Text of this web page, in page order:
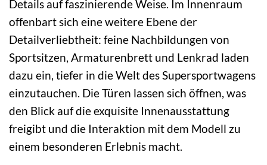
Details auf faszinierende Weise. Im Innenraum
offenbart sich eine weitere Ebene der
Detailverliebtheit: feine Nachbildungen von
Sportsitzen, Armaturenbrett und Lenkrad laden
dazu ein, tiefer in die Welt des Supersportwagens
einzutauchen. Die Türen lassen sich öffnen, was
den Blick auf die exquisite Innenausstattung
freigibt und die Interaktion mit dem Modell zu
einem besonderen Erlebnis macht.